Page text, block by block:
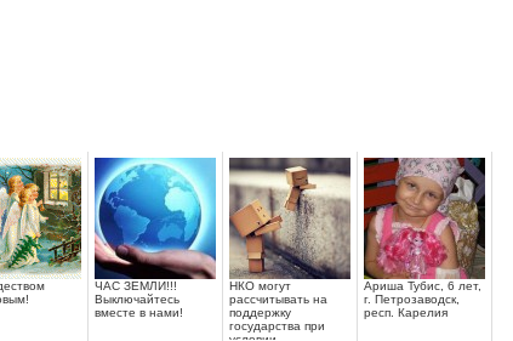
ЧАС ЗЕМЛИ!!!
Выключайтесь
вместе в нами!
НКО могут
рассчитывать на
поддержку
государства при
Ариша Тубис, 6 лет,
г. Петрозаводск,
респ. Карелия